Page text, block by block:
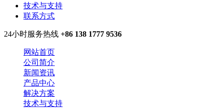
技术与支持
联系方式
24小时服务热线 +86 138 1777 9536
网站首页
公司简介
新闻资讯
产品中心
解决方案
技术与支持